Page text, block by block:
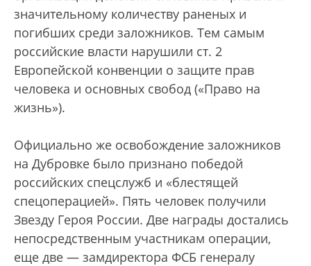
значительному количеству раненых и
погибших среди заложников. Тем самым
российские власти нарушили ст. 2
Европейской конвенции о защите прав
человека и основных свобод («Право на
жизнь»).
Официально же освобождение заложников
на Дубровке было признано победой
российских спецслужб и «блестящей
спецоперацией». Пять человек получили
Звезду Героя России. Две награды достались
непосредственным участникам операции,
еще две — замдиректора ФСБ генералу